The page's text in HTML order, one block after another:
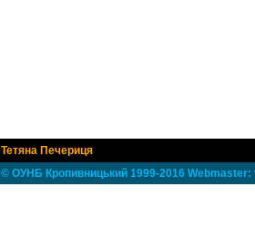
Тетяна Печериця
© ОУНБ Кропивницький 1999-2016 Webmaster: